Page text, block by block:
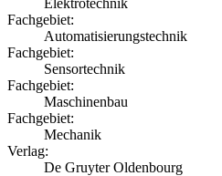
Elektrotechnik
Fachgebiet:
Automatisierungstechnik
Fachgebiet:
Sensortechnik
Fachgebiet:
Maschinenbau
Fachgebiet:
Mechanik
Verlag:
De Gruyter Oldenbourg